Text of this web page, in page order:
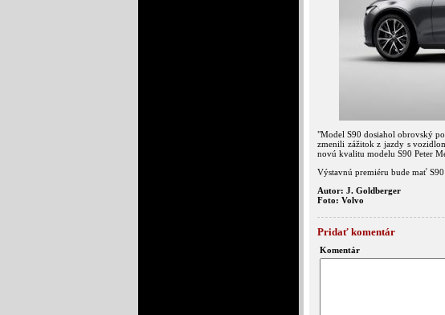
"Model S90 dosiahol obrovský
zmenili zážitok z jazdy s
novú kvalitu modelu S90 Peter
Výstavnú premiéru bude mať
Autor: J. Goldberger
Foto: Volvo
Pridať komentár
Komentár